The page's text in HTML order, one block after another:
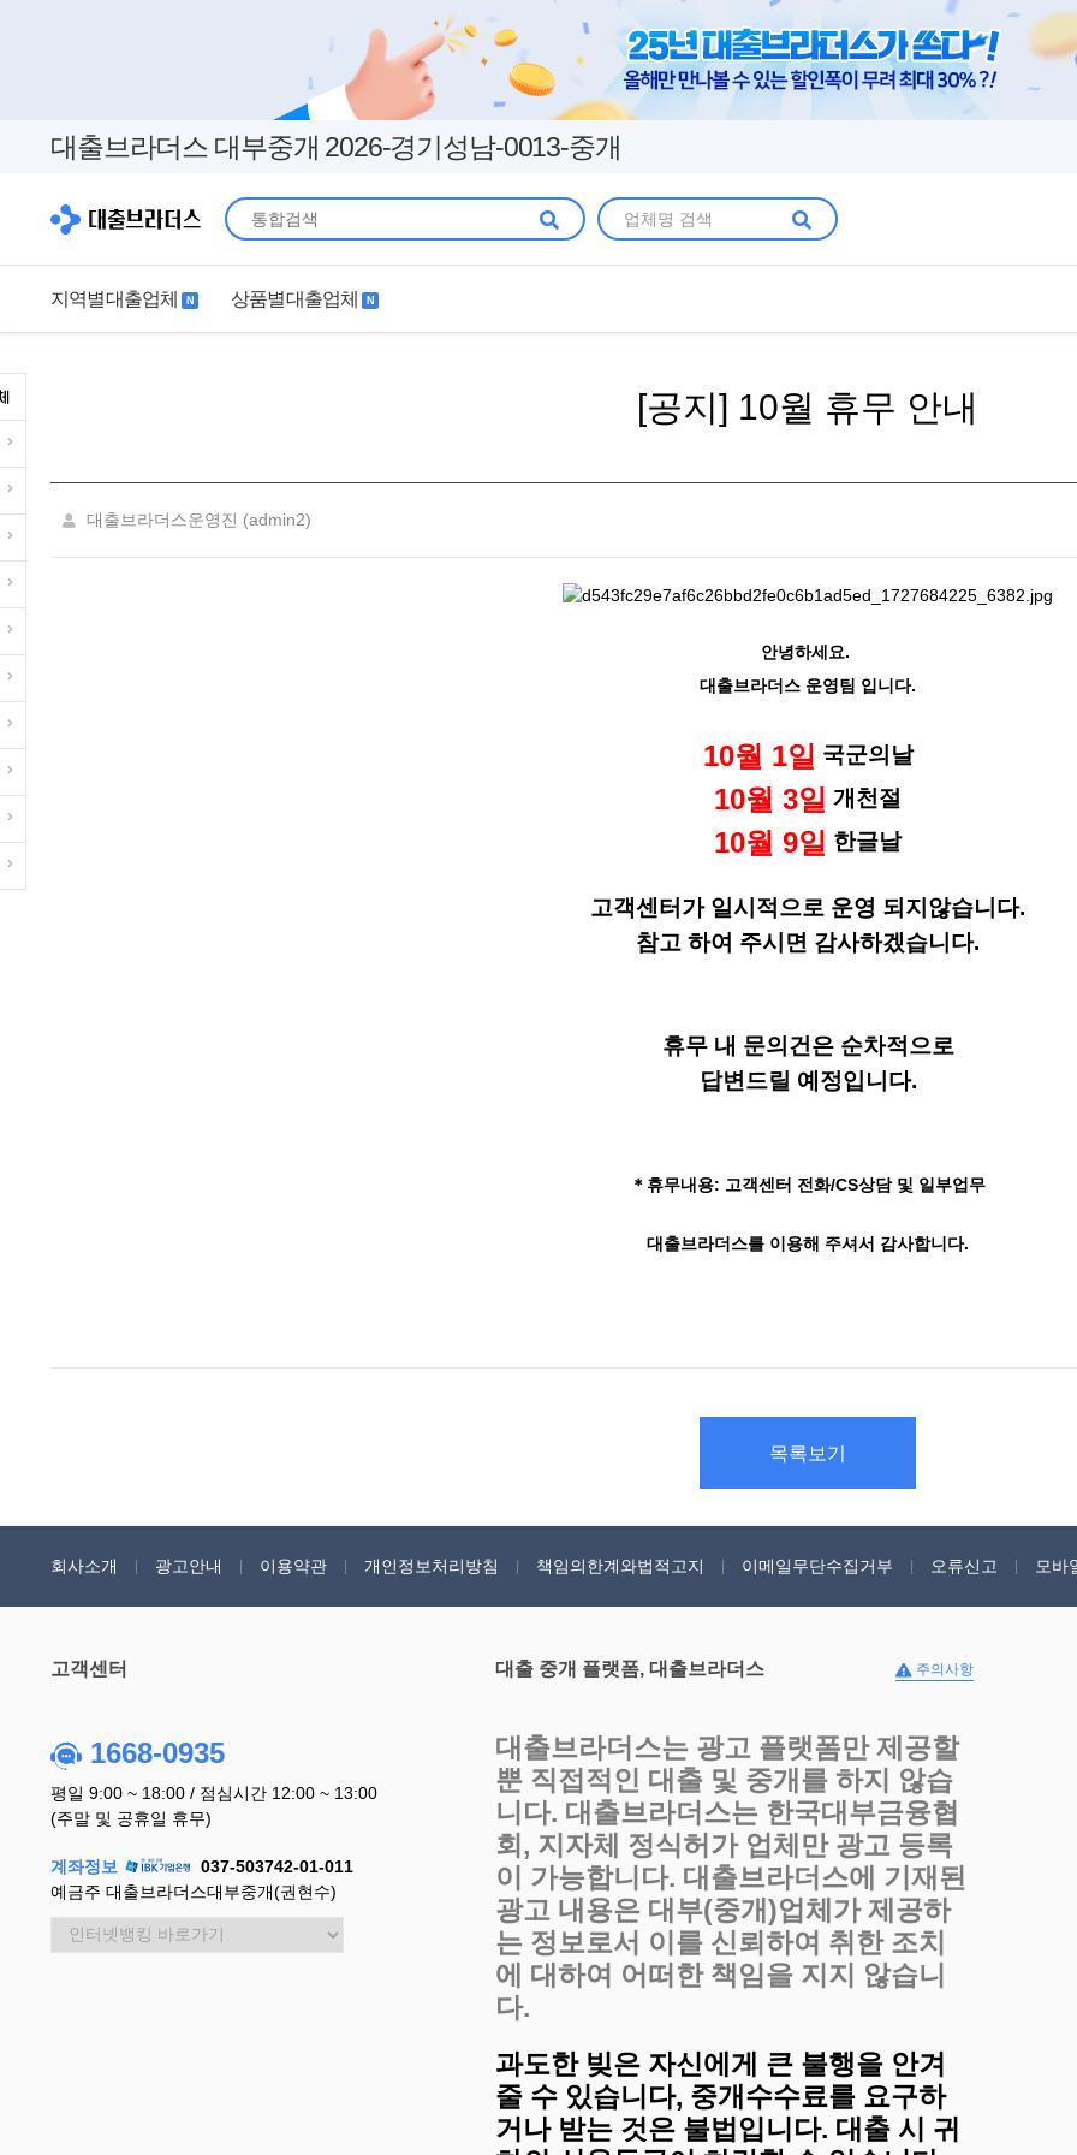
대출브라더스 대부중개 2026-경기성남-0013-중개
지역별대출업체 N 상품별대출업체 N
[공지] 10월 휴무 안내
대출브라더스운영진 (admin2)
안녕하세요.
대출브라더스 운영팀 입니다.
10월 1일 국군의날
10월 3일 개천절
10월 9일 한글날
고객센터가 일시적으로 운영 되지않습니다.
참고 하여 주시면 감사하겠습니다.
휴무 내 문의건은 순차적으로
답변드릴 예정입니다.
＊휴무내용: 고객센터 전화/CS상담 및 일부업무
대출브라더스를 이용해 주셔서 감사합니다.
목록보기
회사소개 광고안내 이용약관 개인정보처리방침 책임의한계와법적고지 이메일무단수집거부 오류신고 모바
고객센터
1668-0935
평일 9:00 ~ 18:00 / 점심시간 12:00 ~ 13:00
(주말 및 공휴일 휴무)
계좌정보
037-503742-01-011
예금주 대출브라더스대부중개(권현수)
대출 중개 플랫폼, 대출브라더스 주의사항
대출브라더스는 광고 플랫폼만 제공할
뿐 직접적인 대출 및 중개를 하지 않습
니다. 대출브라더스는 한국대부금융협
회, 지자체 정식허가 업체만 광고 등록
이 가능합니다. 대출브라더스에 기재된
광고 내용은 대부(중개)업체가 제공하
는 정보로서 이를 신뢰하여 취한 조치
에 대하여 어떠한 책임을 지지 않습니
다.
과도한 빚은 자신에게 큰 불행을 안겨
줄 수 있습니다, 중개수수료를 요구하
거나 받는 것은 불법입니다. 대출 시 귀